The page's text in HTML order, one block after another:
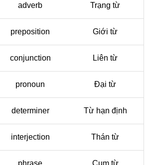
adverb Trạng từ
preposition Giới từ
conjunction Liên từ
pronoun Đại từ
determiner Từ hạn định
interjection Thán từ
phrase Cụm từ